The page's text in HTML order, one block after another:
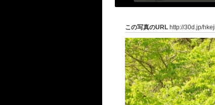
この写真のURL http://30d.jp/